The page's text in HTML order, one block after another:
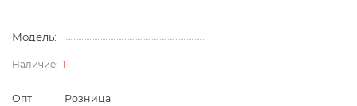
Модель:
1
Опт Розница